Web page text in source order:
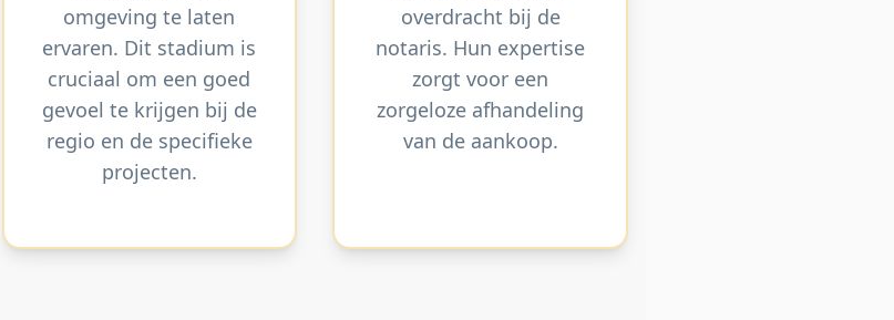
omgeving te laten
ervaren. Dit stadium is
cruciaal om een goed
gevoel te krijgen bij de
regio en de specifieke
projecten.
overdracht bij de
notaris. Hun expertise
zorgt voor een
zorgeloze afhandeling
van de aankoop.